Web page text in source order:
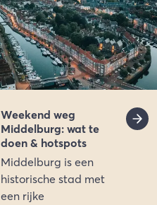
Weekend weg
Middelburg: wat te
doen & hotspots
Middelburg is een
historische stad met
een rijke